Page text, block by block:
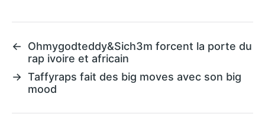
←
Ohmygodteddy&Sich3m forcent la porte du
rap ivoire et africain
→ Taffyraps fait des big moves avec son big
mood